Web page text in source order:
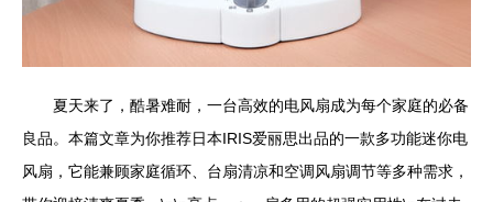
夏天来了，酷暑难耐，一台高效的电风扇成为每个家庭的必备
良品。本篇文章为你推荐日本IRIS爱丽思出品的一款多功能迷你电
风扇，它能兼顾家庭循环、台扇清凉和空调风扇调节等多种需求，